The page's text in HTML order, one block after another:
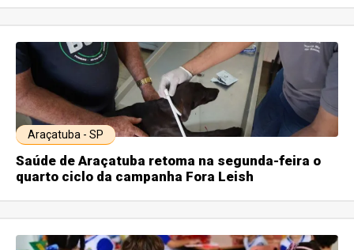
Araçatuba - SP
Saúde de Araçatuba retoma na segunda-feira o
quarto ciclo da campanha Fora Leish